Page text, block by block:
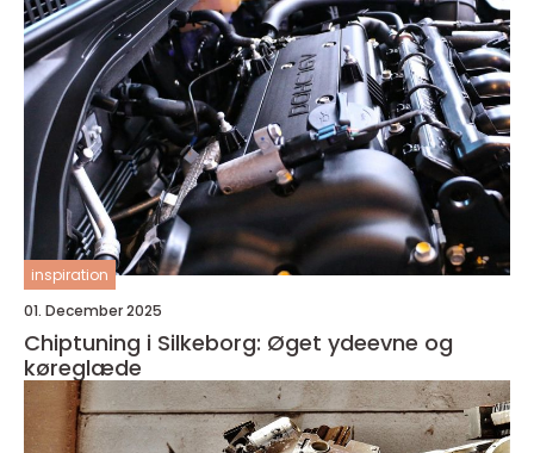
inspiration
01. December 2025
Chiptuning i Silkeborg: Øget ydeevne og
køreglæde